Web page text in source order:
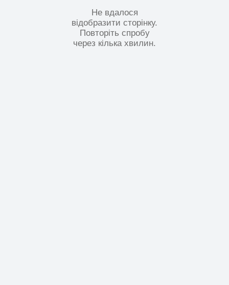
Не вдалося
відобразити сторінку.
Повторіть спробу
через кілька хвилин.